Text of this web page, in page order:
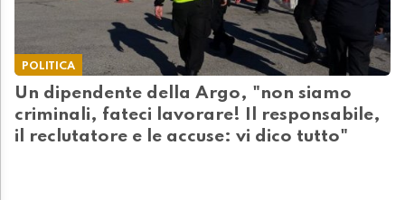
POLITICA
Un dipendente della Argo, "non siamo
criminali, fateci lavorare! Il responsabile,
il reclutatore e le accuse: vi dico tutto"